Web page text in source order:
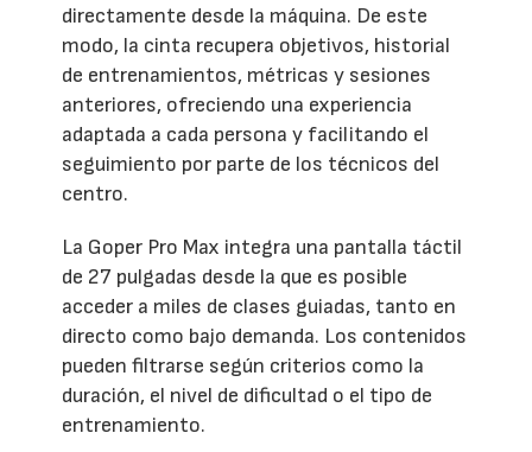
directamente desde la máquina. De este
modo, la cinta recupera objetivos, historial
de entrenamientos, métricas y sesiones
anteriores, ofreciendo una experiencia
adaptada a cada persona y facilitando el
seguimiento por parte de los técnicos del
centro.
La Goper Pro Max integra una pantalla táctil
de 27 pulgadas desde la que es posible
acceder a miles de clases guiadas, tanto en
directo como bajo demanda. Los contenidos
pueden filtrarse según criterios como la
duración, el nivel de dificultad o el tipo de
entrenamiento.